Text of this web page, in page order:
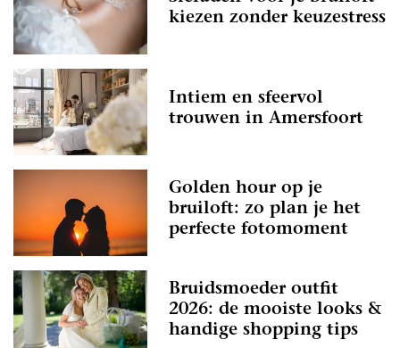
kiezen zonder keuzestress
Intiem en sfeervol
trouwen in Amersfoort
Golden hour op je
bruiloft: zo plan je het
perfecte fotomoment
Bruidsmoeder outfit
2026: de mooiste looks &
handige shopping tips